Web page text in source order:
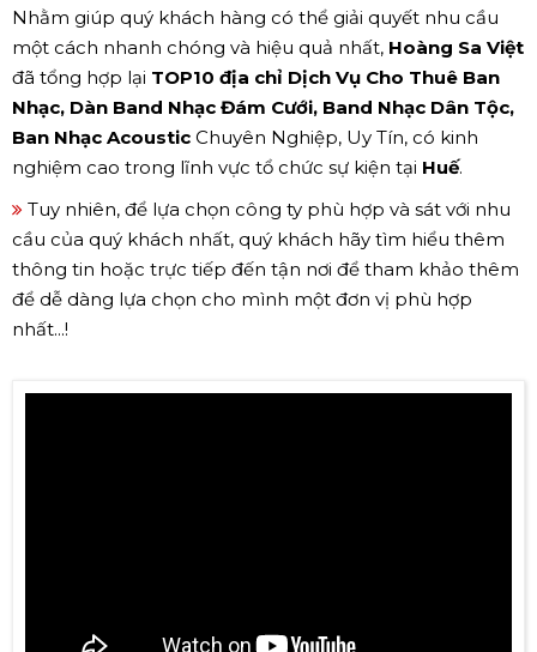
Nhằm giúp quý khách hàng có thể giải quyết nhu cầu
một cách nhanh chóng và hiệu quả nhất, Hoàng Sa Việt
đã tổng hợp lại TOP10 địa chỉ Dịch Vụ Cho Thuê Ban
Nhạc, Dàn Band Nhạc Đám Cưới, Band Nhạc Dân Tộc,
Ban Nhạc Acoustic Chuyên Nghiệp, Uy Tín, có kinh
nghiệm cao trong lĩnh vực tổ chức sự kiện tại Huế.
Tuy nhiên, để lựa chọn công ty phù hợp và sát với nhu
cầu của quý khách nhất, quý khách hãy tìm hiểu thêm
thông tin hoặc trực tiếp đến tận nơi để tham khảo thêm
để dễ dàng lựa chọn cho mình một đơn vị phù hợp
nhất...!